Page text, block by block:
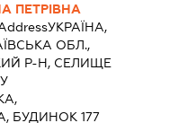
ПЕТРІВНА
УКРАЇНА,
ОБЛ.,
Р-Н, СЕЛИЩЕ
БУДИНОК 177